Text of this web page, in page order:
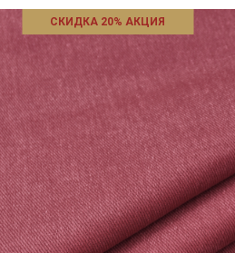
СКИДКА 20% АКЦИЯ